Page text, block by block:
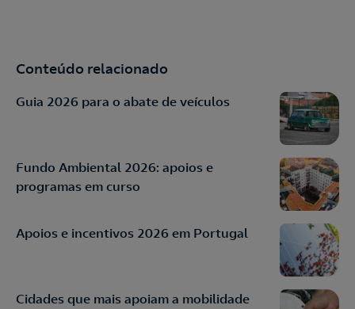
Conteúdo relacionado
Guia 2026 para o abate de veículos
Fundo Ambiental 2026: apoios e
programas em curso
Apoios e incentivos 2026 em Portugal
Cidades que mais apoiam a mobilidade